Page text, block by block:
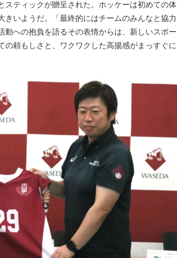
スティックが贈呈された。ホッケーは初めての体
きいようだ。「最終的にはチームのみんなと協力
動への抱負を語るその表情からは、新しいスポー
の頼もしさと、ワクワクした高揚感がまっすぐに